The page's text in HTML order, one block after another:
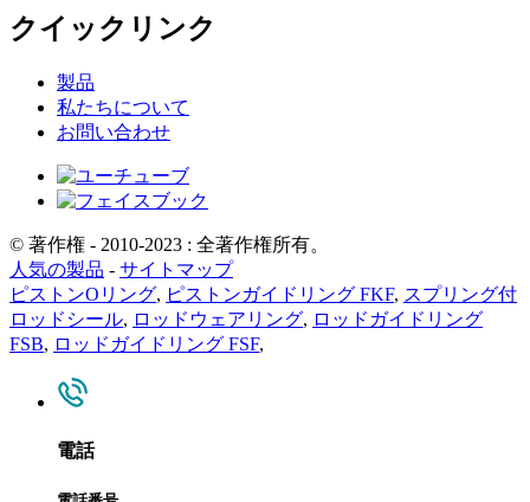
クイックリンク
製品
私たちについて
お問い合わせ
© 著作権 - 2010-2023 : 全著作権所有。
人気の製品 - サイトマップ
ピストンOリング, ピストンガイドリング FKF, スプリング付
ロッドシール, ロッドウェアリング, ロッドガイドリング
FSB, ロッドガイドリング FSF,
電話